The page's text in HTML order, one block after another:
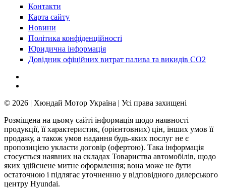
Контакти
Карта сайту
Новини
Політика конфіденційності
Юридична інформація
Довідник офіційних витрат палива та викидів СО2
© 2026 | Хюндай Мотор Україна | Усі права захищені
Розміщена на цьому сайті інформація щодо наявності
продукції, її характеристик, (орієнтовних) цін, інших умов її
продажу, а також умов надання будь-яких послуг не є
пропозицією укласти договір (офертою). Така інформація
стосується наявних на складах Товариства автомобілів, щодо
яких здійснене митне оформлення; вона може не бути
остаточною і підлягає уточненню у відповідного дилерського
центру Hyundai.